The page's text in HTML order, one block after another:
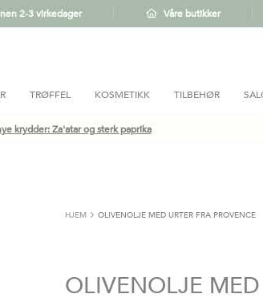
2-3 virkedager Våre butikker
TRØFFEL KOSMETIKK TILBEHØR
krydder: Za'atar og sterk paprika
HJEM OLIVENOLJE MED URTER FRA PROVENCE​
OLIVENOLJE